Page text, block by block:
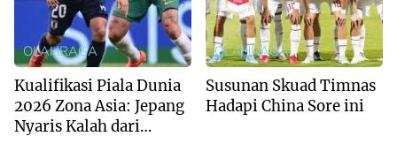
OLAHRAGA
Kualifikasi Piala Dunia
2026 Zona Asia: Jepang
Nyaris Kalah dari
OLAHRAGA
Susunan Skuad Timnas
Hadapi China Sore ini